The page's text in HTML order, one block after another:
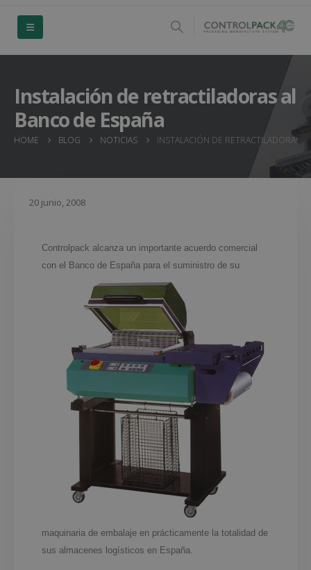
Instalación de retractiladoras al
Banco de España
HOME BLOG NOTICIAS INSTALACIÓN DE RETRACTILADORAS
20 junio, 2008
Controlpack alcanza un importante acuerdo comercial
con el Banco de España parael suministro de su
maquinaria de embalaje en prácticamente la totalidad de
sus almacenes logísticos en España.